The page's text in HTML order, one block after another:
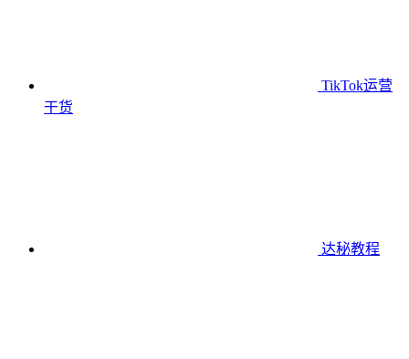
TikTok运营
干货
达秘教程